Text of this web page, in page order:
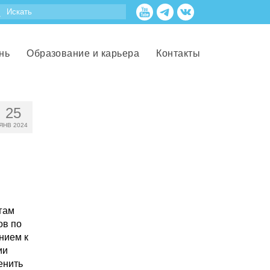
Образование и карьера Контакты
25
ЯНВ 2024
по
к